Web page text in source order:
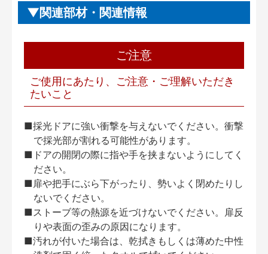
関連部材・関連情報
ご注意
ご使用にあたり、ご注意・ご理解いただき
たいこと
■採光ドアに強い衝撃を与えないでください。衝撃
で採光部が割れる可能性があります。
■ドアの開閉の際に指や手を挟まないようにしてく
ださい。
■扉や把手にぶら下がったり、勢いよく閉めたりし
ないでください。
■ストーブ等の熱源を近づけないでください。扉反
りや表面の歪みの原因になります。
■汚れが付いた場合は、乾拭きもしくは薄めた中性